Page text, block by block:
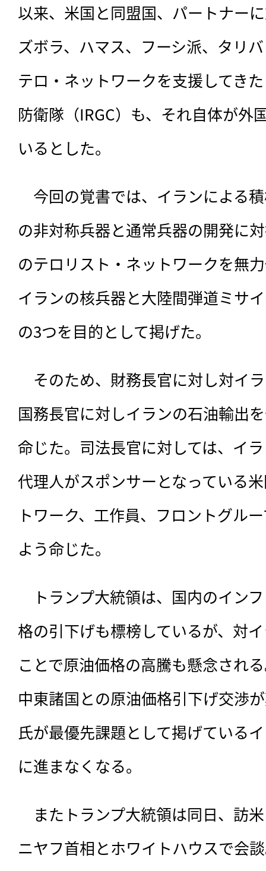
以来、米国と同盟国、パートナー
ズボラ、ハマス、フーシ派、タリ
テロ・ネットワークを支援してき
防衛隊（IRGC）も、それ自体が外
いるとした。
今回の覚書では、イランによる
の非対称兵器と通常兵器の開発に
のテロリスト・ネットワークを無
イランの核兵器と大陸間弾道ミサ
の3つを目的として掲げた。
そのため、財務長官に対し対イ
国務長官に対しイランの石油輸出
命じた。司法長官に対しては、イ
代理人がスポンサーとなっている
トワーク、工作員、フロントグル
よう命じた。
トランプ大統領は、国内のイン
格の引下げも標榜しているが、対
ことで原油価格の高騰も懸念され
中東諸国との原油価格引下げ交渉
氏が最優先課題として掲げている
に進まなくなる。
またトランプ大統領は同日、訪
ニヤフ首相とホワイトハウスで会